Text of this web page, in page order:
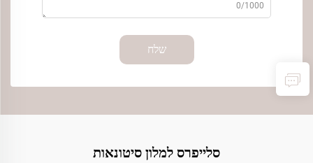
0/1000
שלח
סלייפרס למלון סיטונאות